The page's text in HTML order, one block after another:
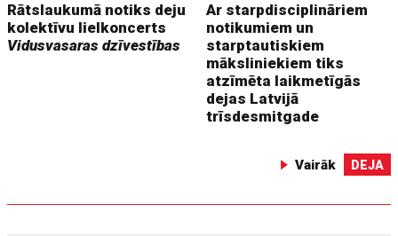
Rātslaukumā notiks deju
kolektīvu lielkoncerts
Vidusvasaras dzīvestības
Ar starpdisciplināriem
notikumiem un
starptautiskiem
māksliniekiem tiks
atzīmēta laikmetīgās
dejas Latvijā
trīsdesmitgade
Vairāk DEJA